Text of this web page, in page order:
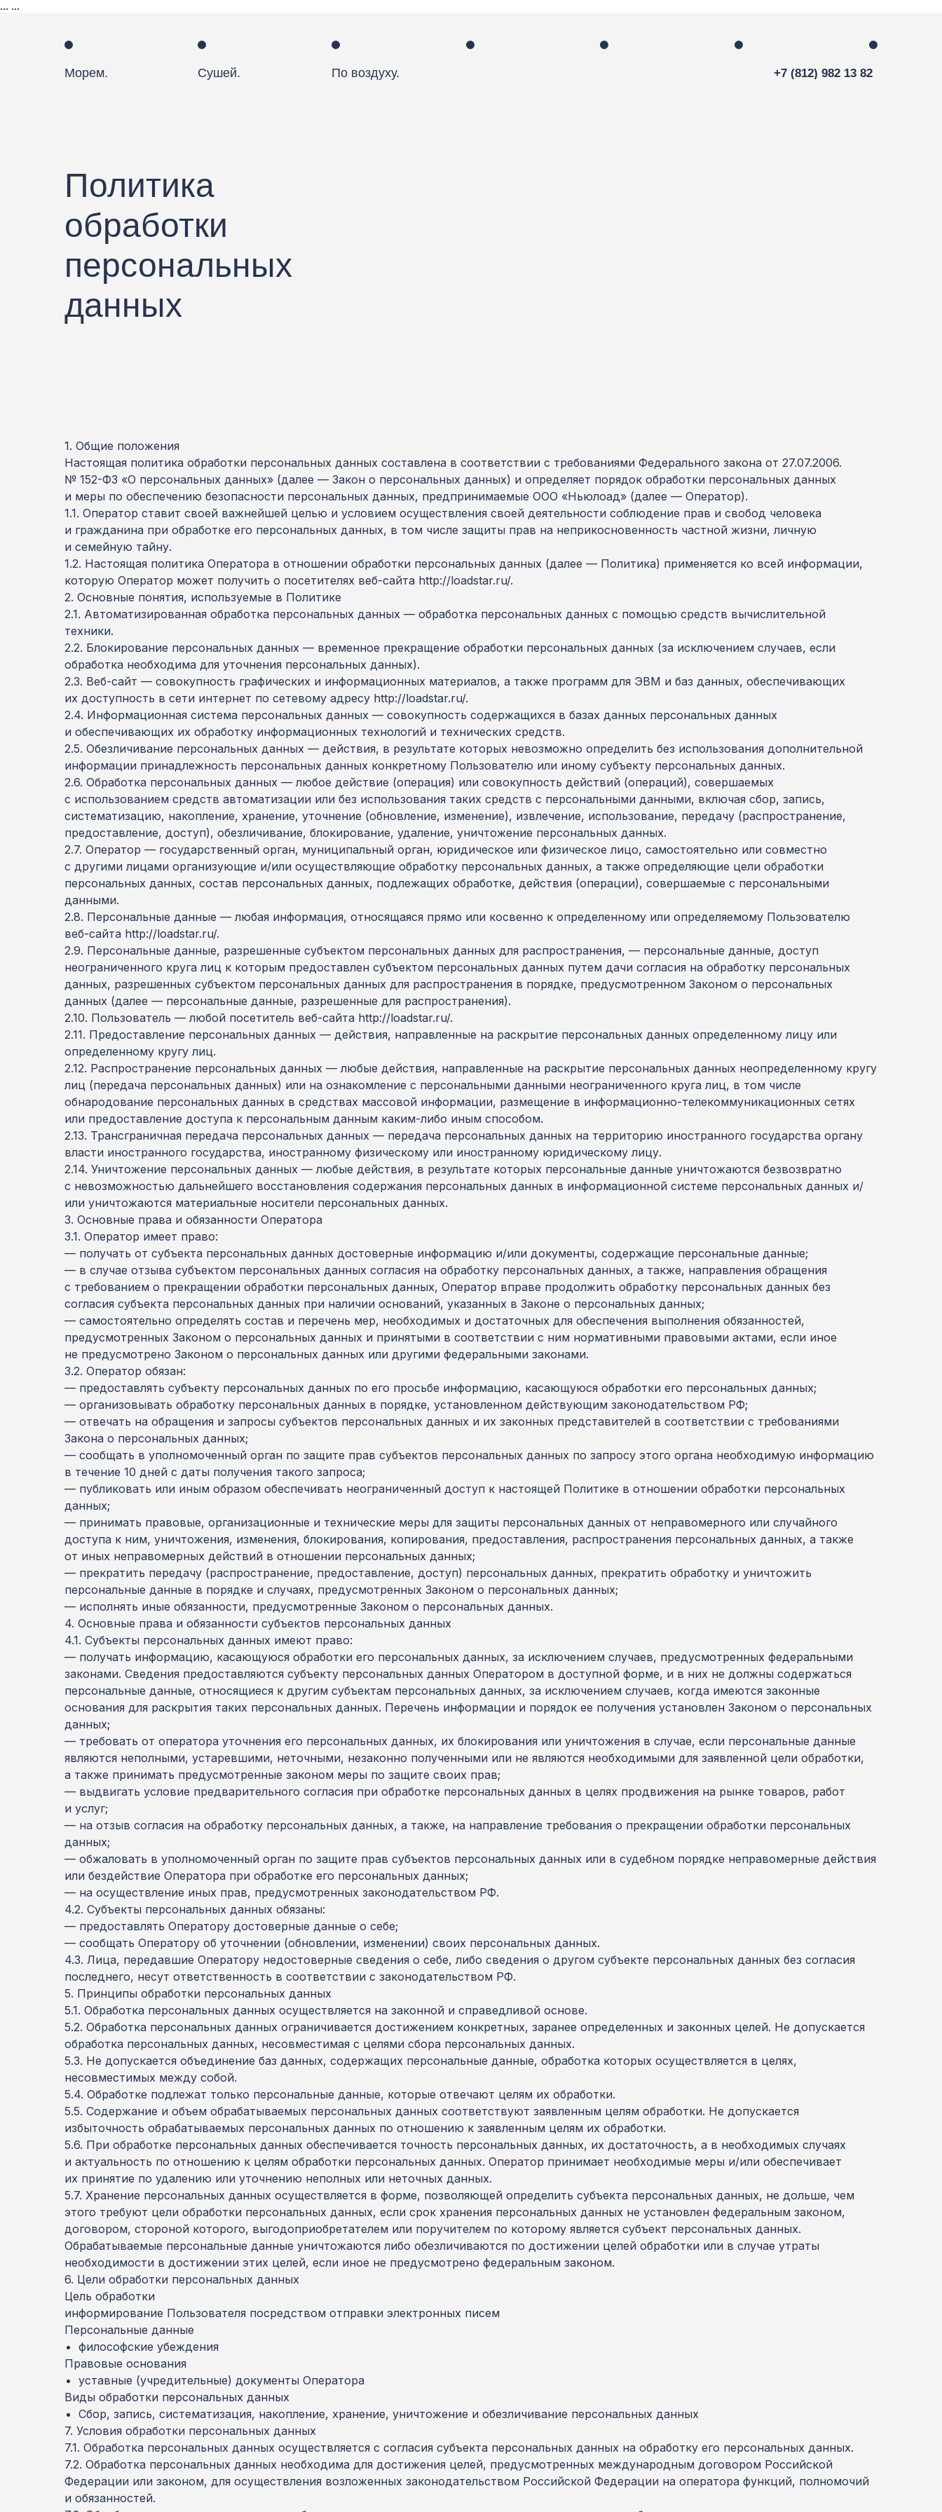
... ...
Политика
обработки
персональных
данных
+7 (812) 982 13 82
Морем. Сушей. По воздуху.
1. Общие положения
Настоящая политика обработки персональных данных составлена в соответствии с требованиями Федерального закона от 27.07.2006.
№ 152-ФЗ «О персональных данных» (далее — Закон о персональных данных) и определяет порядок обработки персональных данных
и меры по обеспечению безопасности персональных данных, предпринимаемые ООО «Ньюлоад» (далее — Оператор).
1.1. Оператор ставит своей важнейшей целью и условием осуществления своей деятельности соблюдение прав и свобод человека
и гражданина при обработке его персональных данных, в том числе защиты прав на неприкосновенность частной жизни, личную
и семейную тайну.
1.2. Настоящая политика Оператора в отношении обработки персональных данных (далее — Политика) применяется ко всей информации,
которую Оператор может получить о посетителях веб-сайта http://loadstar.ru/.
2. Основные понятия, используемые в Политике
2.1. Автоматизированная обработка персональных данных — обработка персональных данных с помощью средств вычислительной
техники.
2.2. Блокирование персональных данных — временное прекращение обработки персональных данных (за исключением случаев, если
обработка необходима для уточнения персональных данных).
2.3. Веб-сайт — совокупность графических и информационных материалов, а также программ для ЭВМ и баз данных, обеспечивающих
их доступность в сети интернет по сетевому адресу http://loadstar.ru/.
2.4. Информационная система персональных данных — совокупность содержащихся в базах данных персональных данных
и обеспечивающих их обработку информационных технологий и технических средств.
2.5. Обезличивание персональных данных — действия, в результате которых невозможно определить без использования дополнительной
информации принадлежность персональных данных конкретному Пользователю или иному субъекту персональных данных.
2.6. Обработка персональных данных — любое действие (операция) или совокупность действий (операций), совершаемых
с использованием средств автоматизации или без использования таких средств с персональными данными, включая сбор, запись,
систематизацию, накопление, хранение, уточнение (обновление, изменение), извлечение, использование, передачу (распространение,
предоставление, доступ), обезличивание, блокирование, удаление, уничтожение персональных данных.
2.7. Оператор — государственный орган, муниципальный орган, юридическое или физическое лицо, самостоятельно или совместно
с другими лицами организующие и/или осуществляющие обработку персональных данных, а также определяющие цели обработки
персональных данных, состав персональных данных, подлежащих обработке, действия (операции), совершаемые с персональными
данными.
2.8. Персональные данные — любая информация, относящаяся прямо или косвенно к определенному или определяемому Пользователю
веб-сайта http://loadstar.ru/.
2.9. Персональные данные, разрешенные субъектом персональных данных для распространения, — персональные данные, доступ
неограниченного круга лиц к которым предоставлен субъектом персональных данных путем дачи согласия на обработку персональных
данных, разрешенных субъектом персональных данных для распространения в порядке, предусмотренном Законом о персональных
данных (далее — персональные данные, разрешенные для распространения).
2.10. Пользователь — любой посетитель веб-сайта http://loadstar.ru/.
2.11. Предоставление персональных данных — действия, направленные на раскрытие персональных данных определенному лицу или
определенному кругу лиц.
2.12. Распространение персональных данных — любые действия, направленные на раскрытие персональных данных неопределенному кругу
лиц (передача персональных данных) или на ознакомление с персональными данными неограниченного круга лиц, в том числе
обнародование персональных данных в средствах массовой информации, размещение в информационно-телекоммуникационных сетях
или предоставление доступа к персональным данным каким-либо иным способом.
2.13. Трансграничная передача персональных данных — передача персональных данных на территорию иностранного государства органу
власти иностранного государства, иностранному физическому или иностранному юридическому лицу.
2.14. Уничтожение персональных данных — любые действия, в результате которых персональные данные уничтожаются безвозвратно
с невозможностью дальнейшего восстановления содержания персональных данных в информационной системе персональных данных и/
или уничтожаются материальные носители персональных данных.
3. Основные права и обязанности Оператора
3.1. Оператор имеет право:
— получать от субъекта персональных данных достоверные информацию и/или документы, содержащие персональные данные;
— в случае отзыва субъектом персональных данных согласия на обработку персональных данных, а также, направления обращения
с требованием о прекращении обработки персональных данных, Оператор вправе продолжить обработку персональных данных без
согласия субъекта персональных данных при наличии оснований, указанных в Законе о персональных данных;
— самостоятельно определять состав и перечень мер, необходимых и достаточных для обеспечения выполнения обязанностей,
предусмотренных Законом о персональных данных и принятыми в соответствии с ним нормативными правовыми актами, если иное
не предусмотрено Законом о персональных данных или другими федеральными законами.
3.2. Оператор обязан:
— предоставлять субъекту персональных данных по его просьбе информацию, касающуюся обработки его персональных данных;
— организовывать обработку персональных данных в порядке, установленном действующим законодательством РФ;
— отвечать на обращения и запросы субъектов персональных данных и их законных представителей в соответствии с требованиями
Закона о персональных данных;
— сообщать в уполномоченный орган по защите прав субъектов персональных данных по запросу этого органа необходимую информацию
в течение 10 дней с даты получения такого запроса;
— публиковать или иным образом обеспечивать неограниченный доступ к настоящей Политике в отношении обработки персональных
данных;
— принимать правовые, организационные и технические меры для защиты персональных данных от неправомерного или случайного
доступа к ним, уничтожения, изменения, блокирования, копирования, предоставления, распространения персональных данных, а также
от иных неправомерных действий в отношении персональных данных;
— прекратить передачу (распространение, предоставление, доступ) персональных данных, прекратить обработку и уничтожить
персональные данные в порядке и случаях, предусмотренных Законом о персональных данных;
— исполнять иные обязанности, предусмотренные Законом о персональных данных.
4. Основные права и обязанности субъектов персональных данных
4.1. Субъекты персональных данных имеют право:
— получать информацию, касающуюся обработки его персональных данных, за исключением случаев, предусмотренных федеральными
законами. Сведения предоставляются субъекту персональных данных Оператором в доступной форме, и в них не должны содержаться
персональные данные, относящиеся к другим субъектам персональных данных, за исключением случаев, когда имеются законные
основания для раскрытия таких персональных данных. Перечень информации и порядок ее получения установлен Законом о персональных
данных;
— требовать от оператора уточнения его персональных данных, их блокирования или уничтожения в случае, если персональные данные
являются неполными, устаревшими, неточными, незаконно полученными или не являются необходимыми для заявленной цели обработки,
а также принимать предусмотренные законом меры по защите своих прав;
— выдвигать условие предварительного согласия при обработке персональных данных в целях продвижения на рынке товаров, работ
и услуг;
— на отзыв согласия на обработку персональных данных, а также, на направление требования о прекращении обработки персональных
данных;
— обжаловать в уполномоченный орган по защите прав субъектов персональных данных или в судебном порядке неправомерные действия
или бездействие Оператора при обработке его персональных данных;
— на осуществление иных прав, предусмотренных законодательством РФ.
4.2. Субъекты персональных данных обязаны:
— предоставлять Оператору достоверные данные о себе;
— сообщать Оператору об уточнении (обновлении, изменении) своих персональных данных.
4.3. Лица, передавшие Оператору недостоверные сведения о себе, либо сведения о другом субъекте персональных данных без согласия
последнего, несут ответственность в соответствии с законодательством РФ.
5. Принципы обработки персональных данных
5.1. Обработка персональных данных осуществляется на законной и справедливой основе.
5.2. Обработка персональных данных ограничивается достижением конкретных, заранее определенных и законных целей. Не допускается
обработка персональных данных, несовместимая с целями сбора персональных данных.
5.3. Не допускается объединение баз данных, содержащих персональные данные, обработка которых осуществляется в целях,
несовместимых между собой.
5.4. Обработке подлежат только персональные данные, которые отвечают целям их обработки.
5.5. Содержание и объем обрабатываемых персональных данных соответствуют заявленным целям обработки. Не допускается
избыточность обрабатываемых персональных данных по отношению к заявленным целям их обработки.
5.6. При обработке персональных данных обеспечивается точность персональных данных, их достаточность, а в необходимых случаях
и актуальность по отношению к целям обработки персональных данных. Оператор принимает необходимые меры и/или обеспечивает
их принятие по удалению или уточнению неполных или неточных данных.
5.7. Хранение персональных данных осуществляется в форме, позволяющей определить субъекта персональных данных, не дольше, чем
этого требуют цели обработки персональных данных, если срок хранения персональных данных не установлен федеральным законом,
договором, стороной которого, выгодоприобретателем или поручителем по которому является субъект персональных данных.
Обрабатываемые персональные данные уничтожаются либо обезличиваются по достижении целей обработки или в случае утраты
необходимости в достижении этих целей, если иное не предусмотрено федеральным законом.
6. Цели обработки персональных данных
Цель обработки
информирование Пользователя посредством отправки электронных писем
Персональные данные
философские убеждения
Правовые основания
уставные (учредительные) документы Оператора
Виды обработки персональных данных
Сбор, запись, систематизация, накопление, хранение, уничтожение и обезличивание персональных данных
7. Условия обработки персональных данных
7.1. Обработка персональных данных осуществляется с согласия субъекта персональных данных на обработку его персональных данных.
7.2. Обработка персональных данных необходима для достижения целей, предусмотренных международным договором Российской
Федерации или законом, для осуществления возложенных законодательством Российской Федерации на оператора функций, полномочий
и обязанностей.